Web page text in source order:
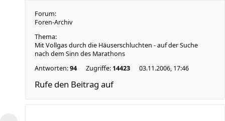
Forum:
Foren-Archiv
Thema:
Mit Vollgas durch die Häuserschluchten - auf der Suche
nach dem Sinn des Marathons
Antworten:94 Zugriffe: 14423 03.11.2006, 17:46
Rufe den Beitrag auf